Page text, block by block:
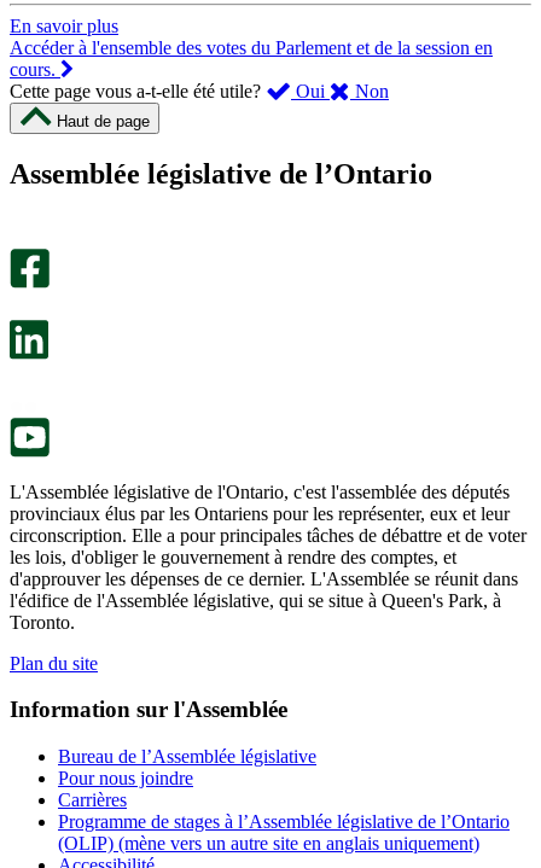
En savoir plus
Accéder à l'ensemble des votes du Parlement et de la session en
cours.
Cette page vous a-t-elle été utile?
Oui ,
été
Non
m’a
Haut de page
Assemblée législative de l’Ontario
L'Assemblée législative de l'Ontario, c'est l'assemblée des députés
provinciaux élus par les Ontariens pour les représenter, eux et leur
circonscription. Elle a pour principales tâches de débattre et de voter
les lois, d'obliger le gouvernement à rendre des comptes, et
d'approuver les dépenses de ce dernier. L'Assemblée se réunit dans
l'édifice de l'Assemblée législative, qui se situe à Queen's Park, à
Toronto.
Plan du site
Information sur l'Assemblée
Bureau de l’Assemblée législative
Pour nous joindre
Carrières
Programme de stages à l’Assemblée législative de l’Ontario
(OLIP) (mène vers un autre site en anglais uniquement)